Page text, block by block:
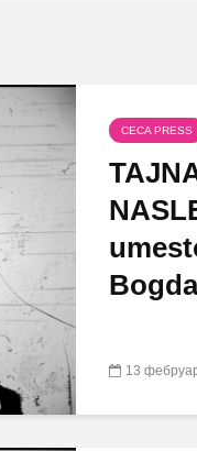
CECA PRESS
13